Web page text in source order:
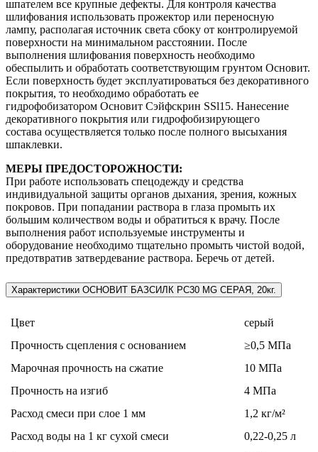
шпателем все крупные дефекты. Для контроля качества
шлифования использовать прожектор или переносную
лампу, располагая источник света сбоку от контролируемой
поверхности на минимальном расстоянии. После
выполнения шлифования поверхность необходимо
обеспылить и обработать соответствующим грунтом Основит.
Если поверхность будет эксплуатироваться без декоративного
покрытия, то необходимо обработать ее
гидрофобизатором Основит Сэйфскрин SSl15. Нанесение
декоративного покрытия или гидрофобизирующего
состава осуществляется только после полного высыхания
шпаклевки.
МЕРЫ ПРЕДОСТОРОЖНОСТИ:
При работе использовать спецодежду и средства
индивидуальной защиты органов дыхания, зрения, кожных
покровов. При попадании раствора в глаза промыть их
большим количеством воды и обратиться к врачу. После
выполнения работ используемые инструменты и
оборудование необходимо тщательно промыть чистой водой,
предотвратив затвердевание раствора. Беречь от детей.
Характеристики ОСНОВИТ БАЗСИЛК PC30 MG СЕРАЯ, 20кг.
Цвет
серый
Прочность сцепления с основанием
≥0,5 МПа
Марочная прочность на сжатие
10 МПа
Прочность на изгиб
4 МПа
Расход смеси при слое 1 мм
1,2 кг/м²
Расход воды на 1 кг сухой смеси
0,22-0,25 л